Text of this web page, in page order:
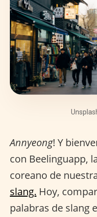
Annyeong! Y
con Beelinguapp,
coreano de
slang. Hoy,
palabras de slang